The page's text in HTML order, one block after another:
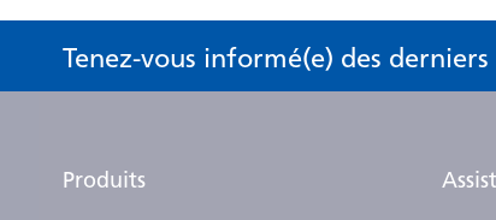
Tenez-vous informé(e) des
Produits